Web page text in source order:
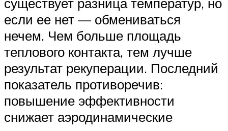
если ее нет — обмениваться
нечем. Чем больше площадь
теплового контакта, тем лучше
результат рекуперации. Последний
показатель противоречив:
повышение эффективности
снижает аэродинамические